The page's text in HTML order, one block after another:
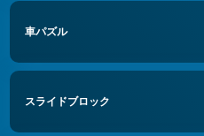
車パズル
スライドブロック